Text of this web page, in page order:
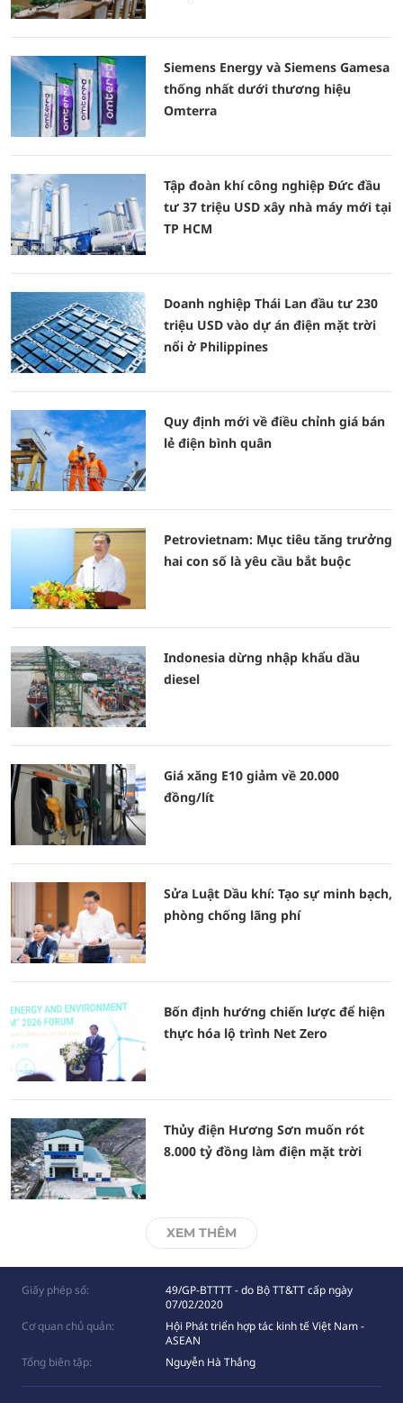
Siemens Energy và Siemens Gamesa
thống nhất dưới thương hiệu
Omterra
Tập đoàn khí công nghiệp Đức đầu
tư 37 triệu USD xây nhà máy mới tại
TP HCM
Doanh nghiệp Thái Lan đầu tư 230
triệu USD vào dự án điện mặt trời
nổi ở Philippines
Quy định mới về điều chỉnh giá bán
lẻ điện bình quân
Petrovietnam: Mục tiêu tăng trưởng
hai con số là yêu cầu bắt buộc
Indonesia dừng nhập khẩu dầu
diesel
Giá xăng E10 giảm về 20.000
đồng/lít
Sửa Luật Dầu khí: Tạo sự minh bạch,
phòng chống lãng phí
Bốn định hướng chiến lược để hiện
thực hóa lộ trình Net Zero
Thủy điện Hương Sơn muốn rót
8.000 tỷ đồng làm điện mặt trời
XEM THÊM
Giấy phép số:
49/GP-BTTTT - do Bộ TT&TT cấp ngày
07/02/2020
Cơ quan chủ quản:
Hội Phát triển hợp tác kinh tế Việt Nam -
ASEAN
Tổng biên tập:
Nguyễn Hà Thắng